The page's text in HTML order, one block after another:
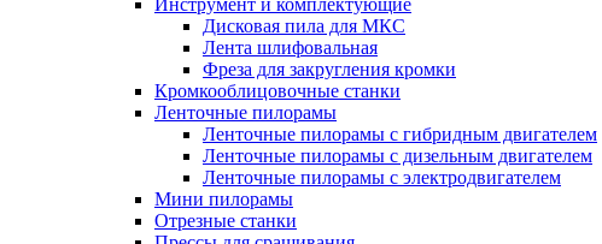
Инструмент и комплектующие
Дисковая пила для МКС
Лента шлифовальная
Фреза для закругления кромки
Кромкооблицовочные станки
Ленточные пилорамы
Ленточные пилорамы с гибридным двигателем
Ленточные пилорамы с дизельным двигателем
Ленточные пилорамы с электродвигателем
Мини пилорамы
Отрезные станки